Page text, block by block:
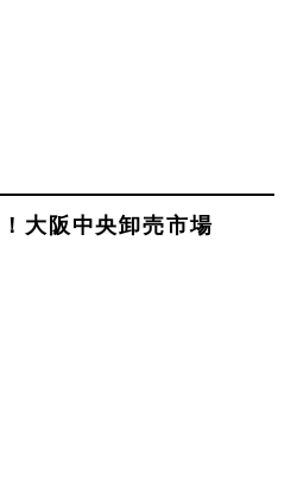
大阪中央卸売市場